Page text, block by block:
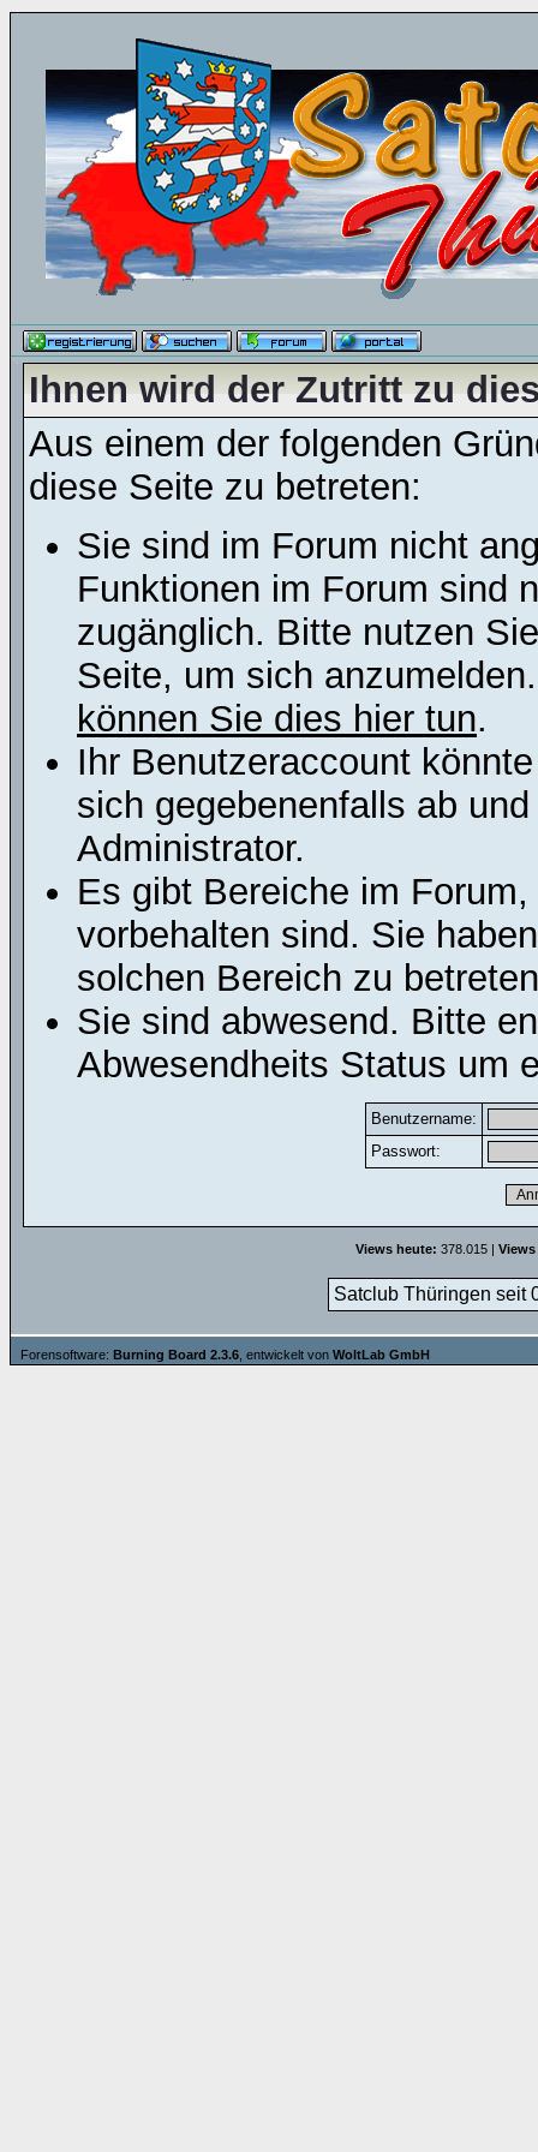
Ihnen wird der Zutritt zu
Aus einem der folgenden
diese Seite zu betreten:
Sie sind im Forum nicht
Funktionen im Forum sind
zugänglich. Bitte nutzen
Seite, um sich
können Sie dies hier tun.
Ihr Benutzeraccount
sich gegebenenfalls ab
Administrator.
Es gibt Bereiche im
vorbehalten sind. Sie
solchen Bereich zu
Sie sind abwesend. Bitte
Abwesendheits Status um
Benutzername:
Passwort:
Views heute: 378.015 |
Satclub Thüringen seit
Forensoftware: Burning Board 2.3.6 , entwickelt von WoltLab GmbH